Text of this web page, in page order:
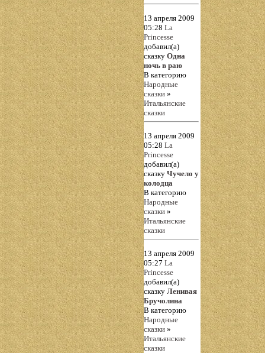
13 апреля 2009
05:28 La
Princesse
добавил(а)
сказку Одна
ночь в раю
В категорию
Народные
сказки »
Итальянские
сказки
13 апреля 2009
05:28 La
Princesse
добавил(а)
сказку Чучело у
колодца
В категорию
Народные
сказки »
Итальянские
сказки
13 апреля 2009
05:27 La
Princesse
добавил(а)
сказку Ленивая
Бручолина
В категорию
Народные
сказки »
Итальянские
сказки